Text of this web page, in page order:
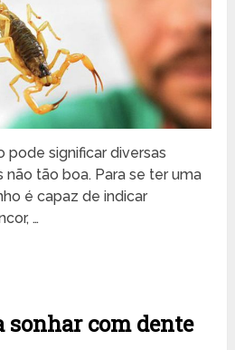
pode significar diversas
não tão boa. Para se ter uma
é capaz de indicar
…
sonhar com dente